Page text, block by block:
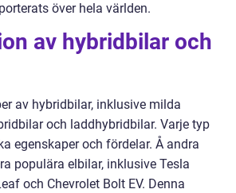
över hela världen.
av hybridbilar och
av hybridbilar, inklusive milda
och laddhybridbilar. Varje typ
egenskaper och fördelar. Å andra
populära elbilar, inklusive Tesla
och Chevrolet Bolt EV. Denna